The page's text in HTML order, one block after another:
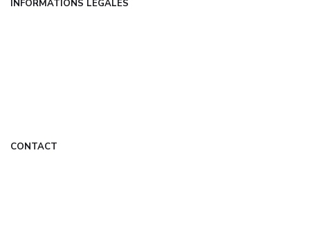
INFORMATIONS LÉGALES
CONTACT